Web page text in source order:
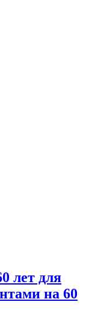
лет для
на 60